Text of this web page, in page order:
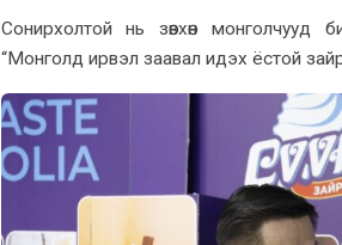
Сонирхолтой нь зөвхөн монголчууд
“Монголд ирвэл заавал идэх ёстой